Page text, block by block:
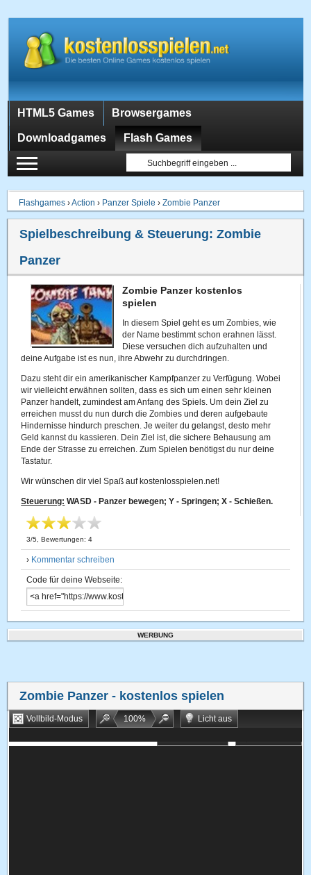
HTML5 Games Browsergames
Downloadgames Flash Games
Flashgames ›Action › Panzer Spiele ›Zombie Panzer
Spielbeschreibung & Steuerung:Zombie
Panzer
Zombie Panzer kostenlos
spielen
In diesem Spiel geht es um Zombies, wie
der Name bestimmt schon erahnen lässt.
Diese versuchen dich aufzuhalten und
deine Aufgabe ist es nun, ihre Abwehr zu durchdringen.
Dazu steht dir ein amerikanischer Kampfpanzer zu Verfügung. Wobei
wir vielleicht erwähnen sollten, dass es sich um einen sehr kleinen
Panzer handelt, zumindest am Anfang des Spiels. Um dein Ziel zu
erreichen musst du nun durch die Zombies und deren aufgebaute
Hindernisse hindurch preschen. Je weiter du gelangst, desto mehr
Geld kannst du kassieren. Dein Ziel ist, die sichere Behausung am
Ende der Strasse zu erreichen. Zum Spielen benötigst du nur deine
Tastatur.
Wir wünschen dir viel Spaß auf kostenlosspielen.net!
Steuerung: WASD - Panzer bewegen; Y - Springen; X - Schießen.
3/5 , Bewertungen:4
› Kommentar schreiben
Code für deine Webseite:
WERBUNG
Zombie Panzer - kostenlos spielen
Vollbild-Modus 100%
Licht aus